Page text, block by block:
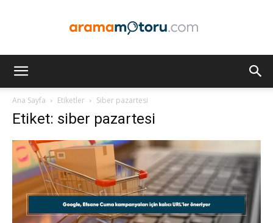
Optimizasyonu
Ana Sayfa Etiketler Siber pazartesi
Etiket: siber pazartesi